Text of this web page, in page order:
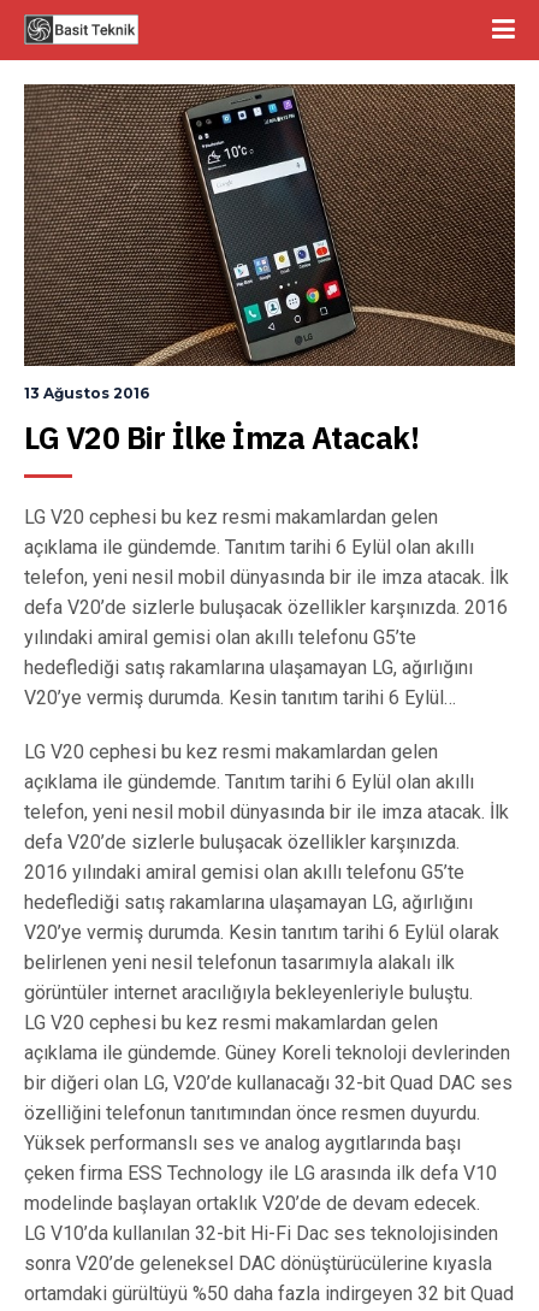
13 Ağustos 2016
LG V20 Bir İlke İmza Atacak!
LG V20 cephesi bu kez resmi makamlardan gelen
açıklama ile gündemde. Tanıtım tarihi 6 Eylül olan akıllı
telefon, yeni nesil mobil dünyasında bir ile imza atacak. İlk
defa V20’de sizlerle buluşacak özellikler karşınızda. 2016
yılındaki amiral gemisi olan akıllı telefonu G5’te
hedeflediği satış rakamlarına ulaşamayan LG, ağırlığını
V20’ye vermiş durumda. Kesin tanıtım tarihi 6 Eylül…
LG V20 cephesi bu kez resmi makamlardan gelen
açıklama ile gündemde. Tanıtım tarihi 6 Eylül olan akıllı
telefon, yeni nesil mobil dünyasında bir ile imza atacak. İlk
defa V20’de sizlerle buluşacak özellikler karşınızda.
2016 yılındaki amiral gemisi olan akıllı telefonu G5’te
hedeflediği satış rakamlarına ulaşamayan LG, ağırlığını
V20’ye vermiş durumda. Kesin tanıtım tarihi 6 Eylül olarak
belirlenen yeni nesil telefonun tasarımıyla alakalı ilk
görüntüler internet aracılığıyla bekleyenleriyle buluştu.
LG V20 cephesi bu kez resmi makamlardan gelen
açıklama ile gündemde. Güney Koreli teknoloji devlerinden
bir diğeri olan LG, V20’de kullanacağı 32-bit Quad DAC ses
özelliğini telefonun tanıtımından önce resmen duyurdu.
Yüksek performanslı ses ve analog aygıtlarında başı
çeken firma ESS Technology ile LG arasında ilk defa V10
modelinde başlayan ortaklık V20’de de devam edecek.
LG V10’da kullanılan 32-bit Hi-Fi Dac ses teknolojisinden
sonra V20’de geleneksel DAC dönüştürücülerine kıyasla
ortamdaki gürültüyü %50 daha fazla indirgeyen 32 bit Quad